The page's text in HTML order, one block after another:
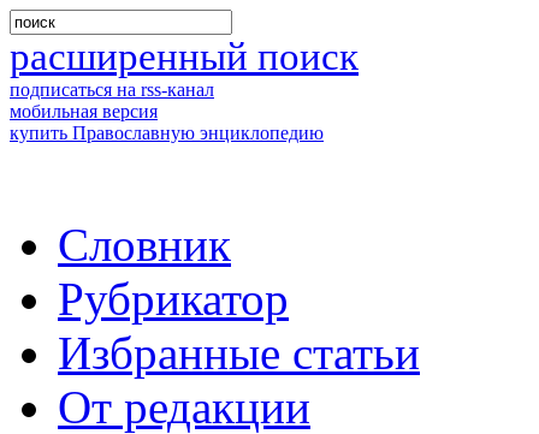
расширенный поиск
подписаться на rss-канал
мобильная версия
купить Православную энциклопедию
Словник
Рубрикатор
Избранные статьи
От редакции